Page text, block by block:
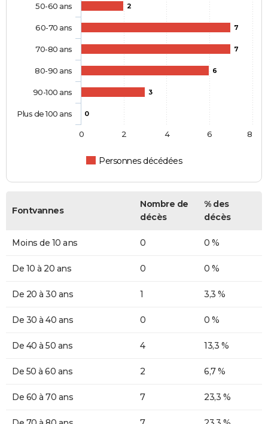
2
7
7
6
3
0
Personnes décédées
50-60 ans
60-70 ans
70-80 ans
80-90 ans
90-100 ans
Plus de 100 ans
0 2 4 6 8
Fontvannes
Nombre de
décès
% des
décès
Moins de 10 ans 0 0 %
De 10 à 20 ans 0 0 %
De 20 à 30 ans 1 3,3 %
De 30 à 40 ans 0 0 %
De 40 à 50 ans 4 13,3 %
De 50 à 60 ans 2 6,7 %
De 60 à 70 ans 7 23,3 %